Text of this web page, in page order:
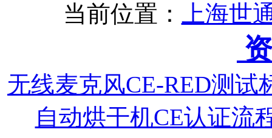
当前位置： 上海世
无线麦克风CE-RED测试
自动烘干机CE认证流